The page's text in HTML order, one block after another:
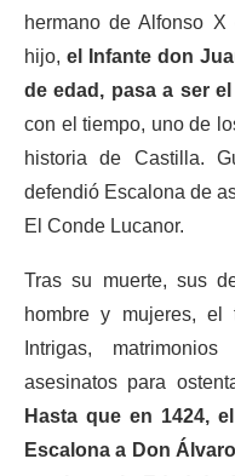
hermano de Alfonso
hijo,el Infante don
de edad, pasa a ser
con el tiempo, uno de
historia de Castilla.
defendió Escalona de
El Conde Lucanor.
Tras su muerte, sus
hombre y mujeres, el
Intrigas,
asesinatos para
Hasta que en 1424,
Escalona a Don